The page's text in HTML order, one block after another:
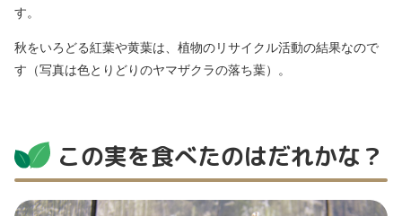
す。
秋をいろどる紅葉や黄葉は、植物のリサイクル活動の結果なので
す（写真は色とりどりのヤマザクラの落ち葉）。
この実を食べたのはだれかな？